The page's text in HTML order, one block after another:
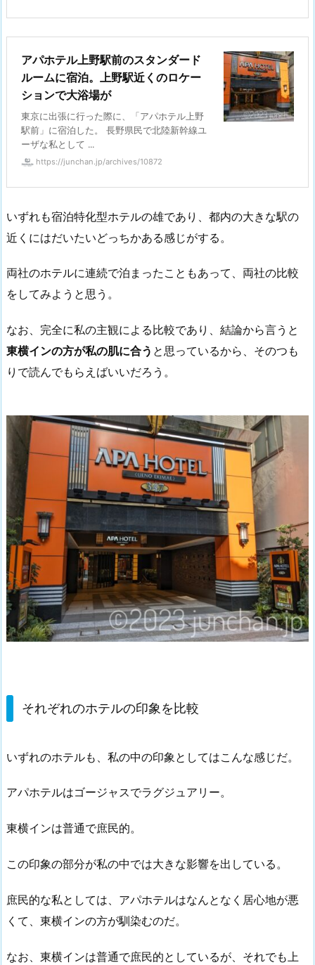
アパホテル上野駅前のスタンダード
ルームに宿泊。上野駅近くのロケー
ションで大浴場が
東京に出張に行った際に、「アパホテル上野
駅前」に宿泊した。 長野県民で北陸新幹線ユ
ーザな私として ...
https://junchan.jp/archives/10872
いずれも宿泊特化型ホテルの雄であり、都内の大きな駅の
近くにはだいたいどっちかある感じがする。
両社のホテルに連続で泊まったこともあって、両社の比較
をしてみようと思う。
なお、完全に私の主観による比較であり、結論から言うと
東横インの方が私の肌に合う と思っているから、そのつも
りで読んでもらえばいいだろう。
それぞれのホテルの印象を比較
いずれのホテルも、私の中の印象としてはこんな感じだ。
アパホテルはゴージャスでラグジュアリー。
東横インは普通で庶民的。
この印象の部分が私の中では大きな影響を出している。
庶民的な私としては、アパホテルはなんとなく居心地が悪
くて、東横インの方が馴染むのだ。
なお、東横インは普通で庶民的としているが、それでも上